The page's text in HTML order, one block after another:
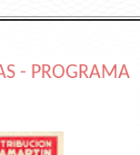
- PROGRAMA